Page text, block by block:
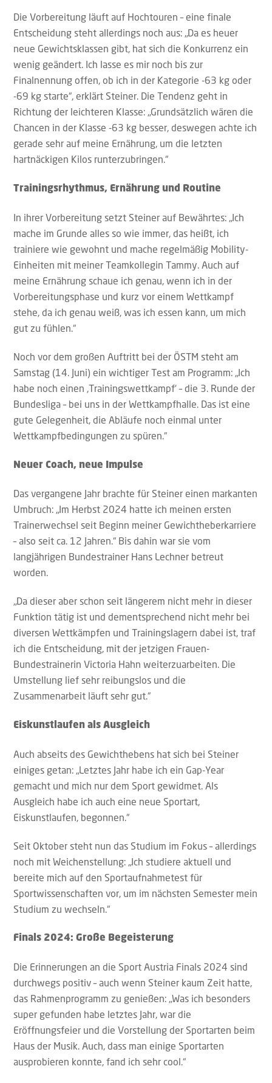
Die Vorbereitung läuft auf Hochtouren – eine finale
Entscheidung steht allerdings noch aus: „Da es heuer
neue Gewichtsklassen gibt, hat sich die Konkurrenz ein
wenig geändert. Ich lasse es mir noch bis zur
Finalnennung offen, ob ich in der Kategorie -63 kg oder
-69 kg starte“, erklärt Steiner. Die Tendenz geht in
Richtung der leichteren Klasse: „Grundsätzlich wären die
Chancen in der Klasse -63 kg besser, deswegen achte ich
gerade sehr auf meine Ernährung, um die letzten
hartnäckigen Kilos runterzubringen.“
Trainingsrhythmus, Ernährung und Routine
In ihrer Vorbereitung setzt Steiner auf Bewährtes: „Ich
mache im Grunde alles so wie immer, das heißt, ich
trainiere wie gewohnt und mache regelmäßig Mobility-
Einheiten mit meiner Teamkollegin Tammy. Auch auf
meine Ernährung schaue ich genau, wenn ich in der
Vorbereitungsphase und kurz vor einem Wettkampf
stehe, da ich genau weiß, was ich essen kann, um mich
gut zu fühlen.“
Noch vor dem großen Auftritt bei der ÖSTM steht am
Samstag (14. Juni) ein wichtiger Test am Programm: „Ich
habe noch einen ‚Trainingswettkampf‘ – die 3. Runde der
Bundesliga – bei uns in der Wettkampfhalle. Das ist eine
gute Gelegenheit, die Abläufe noch einmal unter
Wettkampfbedingungen zu spüren.“
Neuer Coach, neue Impulse
Das vergangene Jahr brachte für Steiner einen markanten
Umbruch: „Im Herbst 2024 hatte ich meinen ersten
Trainerwechsel seit Beginn meiner Gewichtheberkarriere
– also seit ca. 12 Jahren.“ Bis dahin war sie vom
langjährigen Bundestrainer Hans Lechner betreut
worden.
„Da dieser aber schon seit längerem nicht mehr in dieser
Funktion tätig ist und dementsprechend nicht mehr bei
diversen Wettkämpfen und Trainingslagern dabei ist, traf
ich die Entscheidung, mit der jetzigen Frauen-
Bundestrainerin Victoria Hahn weiterzuarbeiten. Die
Umstellung lief sehr reibungslos und die
Zusammenarbeit läuft sehr gut.“
Eiskunstlaufen als Ausgleich
Auch abseits des Gewichthebens hat sich bei Steiner
einiges getan: „Letztes Jahr habe ich ein Gap-Year
gemacht und mich nur dem Sport gewidmet. Als
Ausgleich habe ich auch eine neue Sportart,
Eiskunstlaufen, begonnen.“
Seit Oktober steht nun das Studium im Fokus – allerdings
noch mit Weichenstellung: „Ich studiere aktuell und
bereite mich auf den Sportaufnahmetest für
Sportwissenschaften vor, um im nächsten Semester mein
Studium zu wechseln.“
Finals 2024: Große Begeisterung
Die Erinnerungen an die Sport Austria Finals 2024 sind
durchwegs positiv – auch wenn Steiner kaum Zeit hatte,
das Rahmenprogramm zu genießen: „Was ich besonders
super gefunden habe letztes Jahr, war die
Eröffnungsfeier und die Vorstellung der Sportarten beim
Haus der Musik. Auch, dass man einige Sportarten
ausprobieren konnte, fand ich sehr cool.“